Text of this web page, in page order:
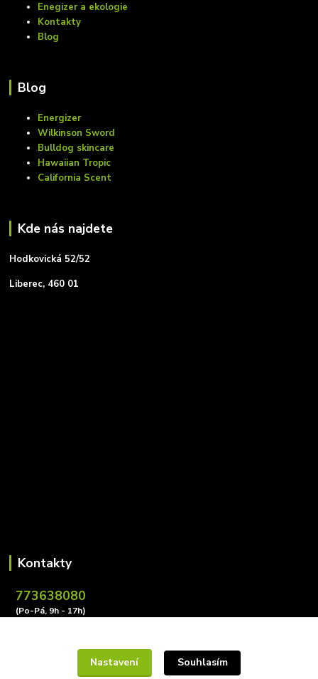
Enegizer a ekologie
Kontakty
Blog
Blog
Energizer
Wilkinson Sword
Bulldog skincare
Hawaiian Tropic
California Scent
Kde nás najdete
Hodkovická 52/52
Liberec, 460 01
Kontakty
773638080
(Po-Pá, 9h - 17h)
Nastavení Souhlasím